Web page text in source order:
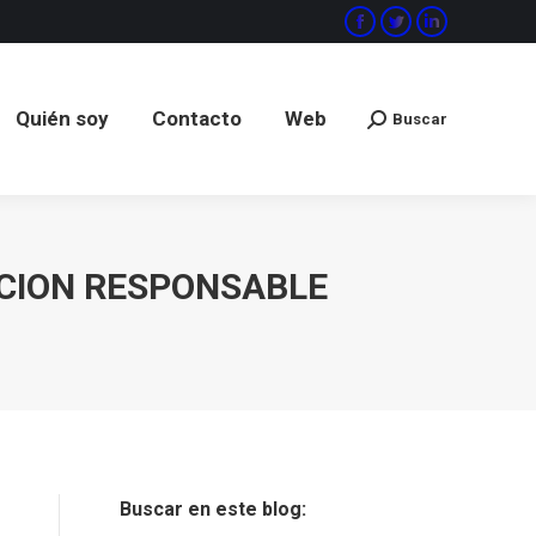
Facebook
TwitterLinkedin
Quién soy Contacto Web Buscar:
Buscar
RESPONSABLE
Buscar en este blog:
Quién soy Contacto Web Buscar:
Buscar